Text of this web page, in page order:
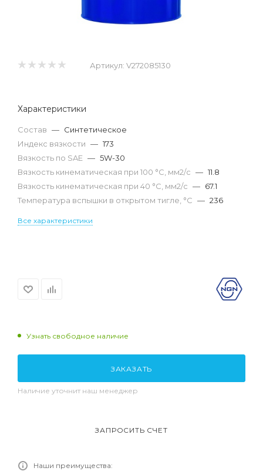
Артикул: V272085130
Характеристики
Состав — Синтетическое
Индекс вязкости — 173
Вязкость по SAE — 5W-30
Вязкость кинематическая при 100 °С, мм2/с — 11.8
Вязкость кинематическая при 40 °С, мм2/с — 67.1
Температура вспышки в открытом тигле, °С — 236
Все характеристики
Узнать свободное наличие
ЗАКАЗАТЬ
Наличие уточнит наш менеджер
ЗАПРОСИТЬ СЧЕТ
Наши преимущества: